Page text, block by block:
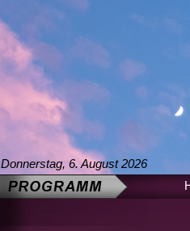
Donnerstag, 6. August 2026